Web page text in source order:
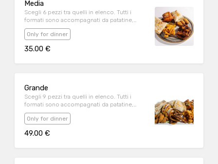
Media
Scegli 6 pezzi tra quelli in elenco. Tutti i
formati sono accompagnati da patatine,
churros con Nutella, salsa 1000 Island e salsa
piccante
Only for dinner
35.00 €
Grande
Scegli 9 pezzi tra quelli in elenco. Tutti i
formati sono accompagnati da patatine,
churros con Nutella, salsa 1000 Island e salsa
piccante
Only for dinner
49.00 €